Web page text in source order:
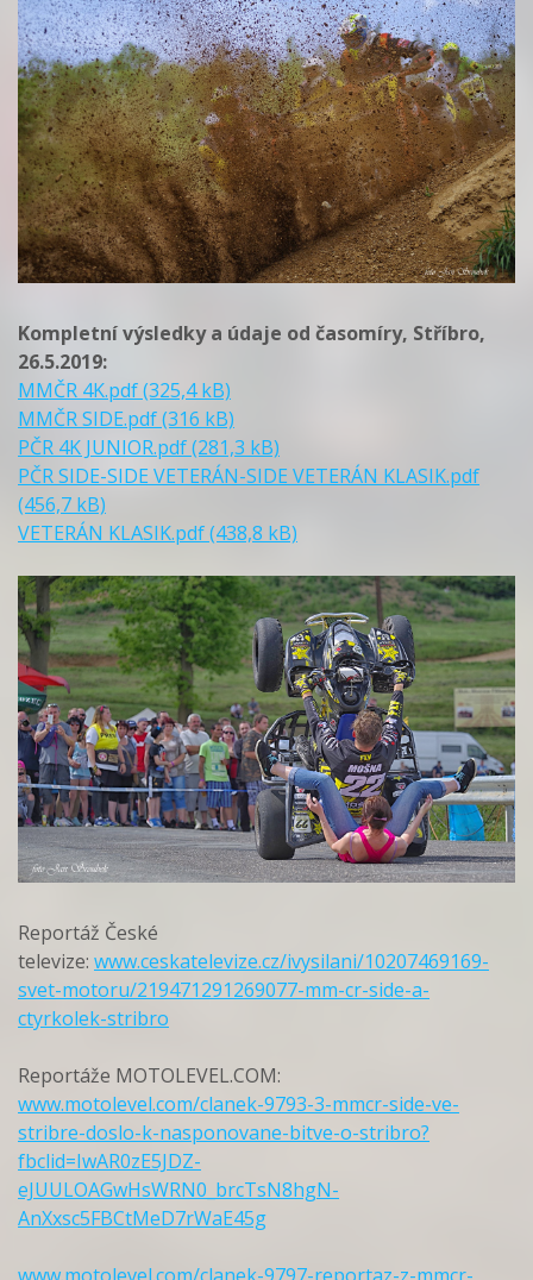
Kompletní výsledky a údaje od časomíry, Stříbro,
26.5.2019:
MMČR 4K.pdf (325,4 kB)
MMČR SIDE.pdf (316 kB)
PČR 4K JUNIOR.pdf (281,3 kB)
PČR SIDE-SIDE VETERÁN-SIDE VETERÁN KLASIK.pdf
(456,7 kB)
VETERÁN KLASIK.pdf (438,8 kB)
Reportáž České
televize: www.ceskatelevize.cz/ivysilani/10207469169-
svet-motoru/219471291269077-mm-cr-side-a-
ctyrkolek-stribro
Reportáže MOTOLEVEL.COM:
www.motolevel.com/clanek-9793-3-mmcr-side-ve-
stribre-doslo-k-nasponovane-bitve-o-stribro?
fbclid=IwAR0zE5JDZ-
eJUULOAGwHsWRN0_brcTsN8hgN-
AnXxsc5FBCtMeD7rWaE45g